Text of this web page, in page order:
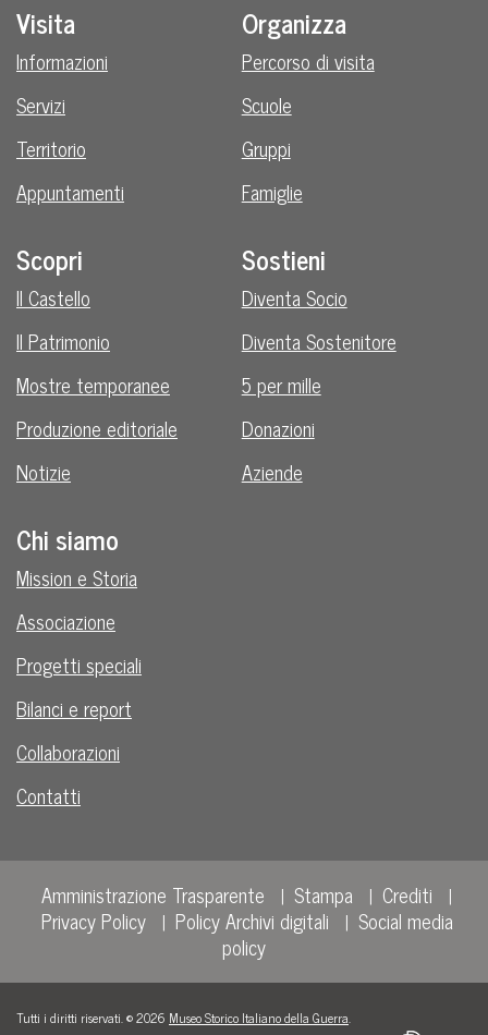
Visita
Informazioni
Servizi
Territorio
Appuntamenti
Organizza
Percorso di visita
Scuole
Gruppi
Famiglie
Scopri
Il Castello
Il Patrimonio
Mostre temporanee
Produzione editoriale
Notizie
Sostieni
Diventa Socio
Diventa Sostenitore
5 per mille
Donazioni
Aziende
Chi siamo
Mission e Storia
Associazione
Progetti speciali
Bilanci e report
Collaborazioni
Contatti
Amministrazione Trasparente Stampa
Crediti
Privacy Policy
Policy Archivi digitali
Social media
policy
Tutti i diritti riservati. © 2026 Museo Storico Italiano della Guerra.